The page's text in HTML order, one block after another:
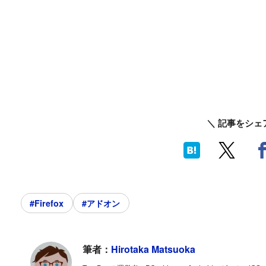
＼ 記事をシ
#Firefox #アドオン
筆者： Hirotaka Matsuoka